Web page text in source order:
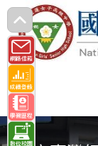
跳
轉
至
主
要
內